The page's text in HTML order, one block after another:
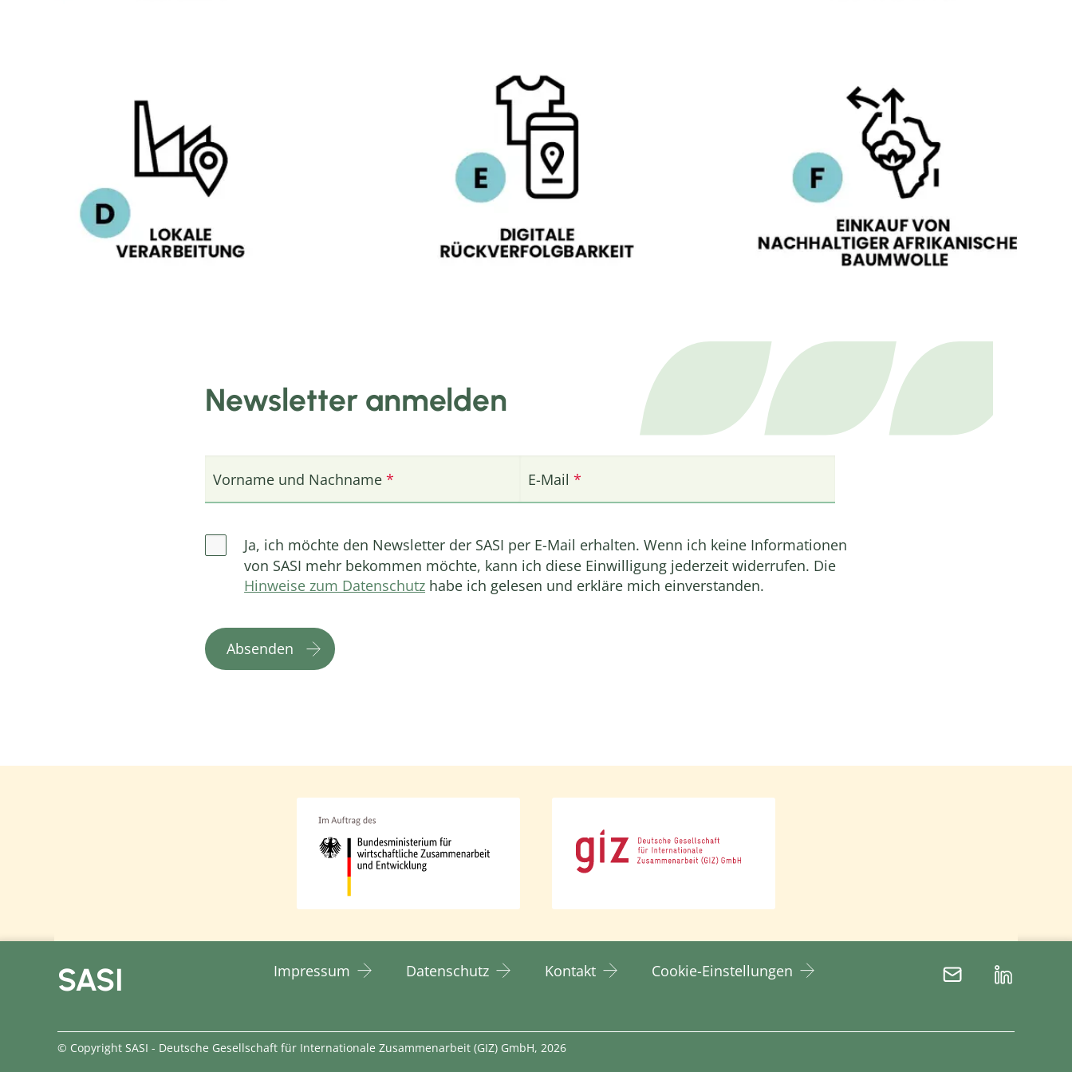
Newsletter anmelden
Vorname und Nachname E-Mail
Ja, ich möchte den Newsletter der SASI per E-Mail erhalten. Wenn ich keine Informationen
von SASI mehr bekommen möchte, kann ich diese Einwilligung jederzeit widerrufen. Die
Hinweise zum Datenschutz habe ich gelesen und erkläre mich einverstanden.
Absenden
SASI Impressum Datenschutz Kontakt Cookie-Einstellungen
© Copyright SASI - Deutsche Gesellschaft für Internationale Zusammenarbeit (GIZ) GmbH, 2026